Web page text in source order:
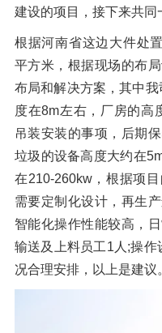
联系我们
建设的项目，接下来共同
根据河南省这边大件处
平方米，根据现场的布
布局和解决方案，其中
度在8m左右，厂房的高
吊装安装的事项，后期
垃圾的设备高度大约在
在210-260kw，根据项
需要定制化设计，再生
智能化操作性能较高，
输送及上料员工1人;操
况合理安排，以上是建议